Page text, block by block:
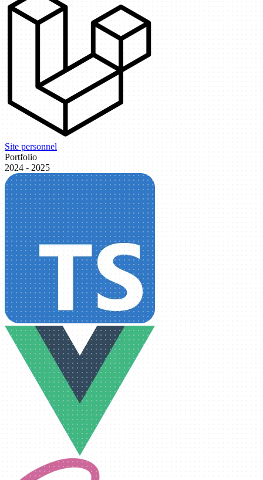
Site personnel
Portfolio
2024 - 2025